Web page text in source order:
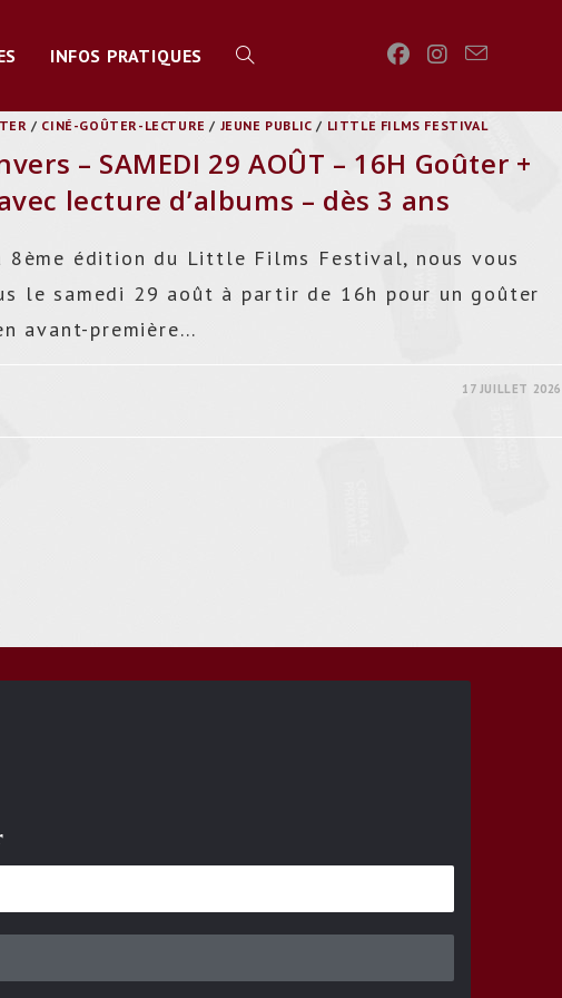
INFOS PRATIQUES TOGGLE
WEBSITE
/ CINÉ-GOÛTER-LECTURE / JEUNE PUBLIC / LITTLE FILMS FESTIVAL
– SAMEDI 29 AOÛT – 16H Goûter +
lecture d’albums – dès 3 ans
8ème édition du Little Films Festival, nous vous
le samedi 29 août à partir de 16h pour un goûter
avant-première…
17 JUILLET 2026